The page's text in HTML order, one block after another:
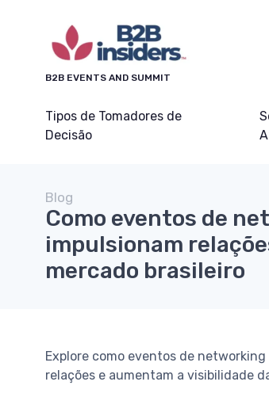
B2B EVENTS AND SUMMIT
Tipos de Tomadores de
Decisão
Blog
Como eventos de
impulsionam
mercado brasileiro
Explore como eventos de
relações e aumentam a visibilidade